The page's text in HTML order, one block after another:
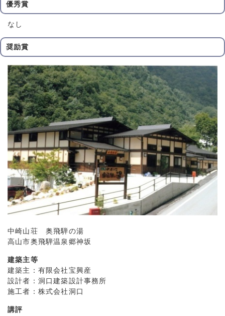
優秀賞
なし
奨励賞
中崎山荘 奥飛騨の湯
高山市奥飛騨温泉郷神坂
建築主等
建築主：有限会社宝興産
設計者：洞口建築設計事務所
施工者：株式会社洞口
講評